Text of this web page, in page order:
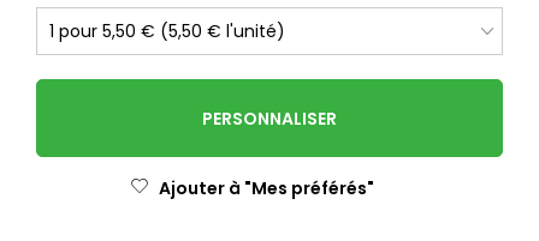
PERSONNALISER
Ajouter à "Mes préférés"